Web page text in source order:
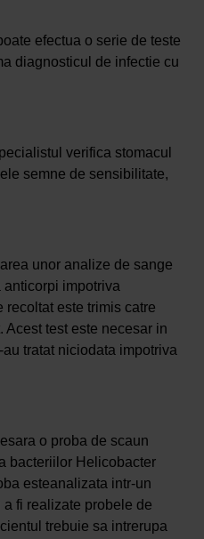
efectua o serie de teste
diagnosticul de infectie cu
verifica stomacul
semne de sensibilitate,
unor analize de sange
impotriva
recoltat este trimis catre
Acest test este necesar in
tratat niciodata impotriva
o proba de scaun
bacteriilor Helicobacter
esteanalizata intr-un
a fi realizate probele de
trebuie sa intrerupa